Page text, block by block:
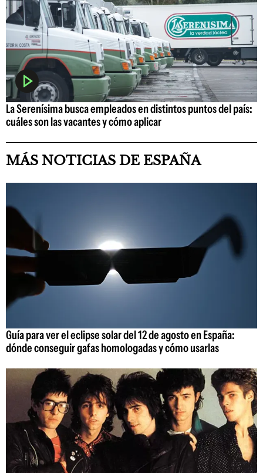
La Serenísima busca empleados en distintos puntos del país:
cuáles son las vacantes y cómo aplicar
MÁS NOTICIAS DE ESPAÑA
Guía para ver el eclipse solar del 12 de agosto en España:
dónde conseguir gafas homologadas y cómo usarlas